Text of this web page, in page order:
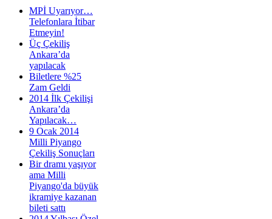
MPİ Uyarıyor…
Telefonlara İtibar
Etmeyin!
Üç Çekiliş
Ankara’da
yapılacak
Biletlere %25
Zam Geldi
2014 İlk Çekilişi
Ankara’da
Yapılacak…
9 Ocak 2014
Milli Piyango
Çekiliş Sonuçları
Bir dramı yaşıyor
ama Milli
Piyango'da büyük
ikramiye kazanan
bileti sattı